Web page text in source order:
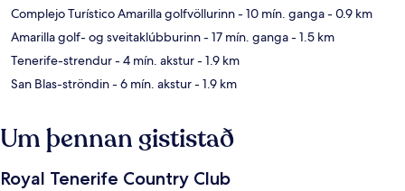
Complejo Turístico Amarilla golfvöllurinn- 10 mín. ganga- 0.9 km
Amarilla golf- og sveitaklúbburinn- 17 mín. ganga- 1.5 km
Tenerife-strendur- 4 mín. akstur- 1.9 km
San Blas-ströndin- 6 mín. akstur- 1.9 km
Um þennan gististað
Royal Tenerife Country Club